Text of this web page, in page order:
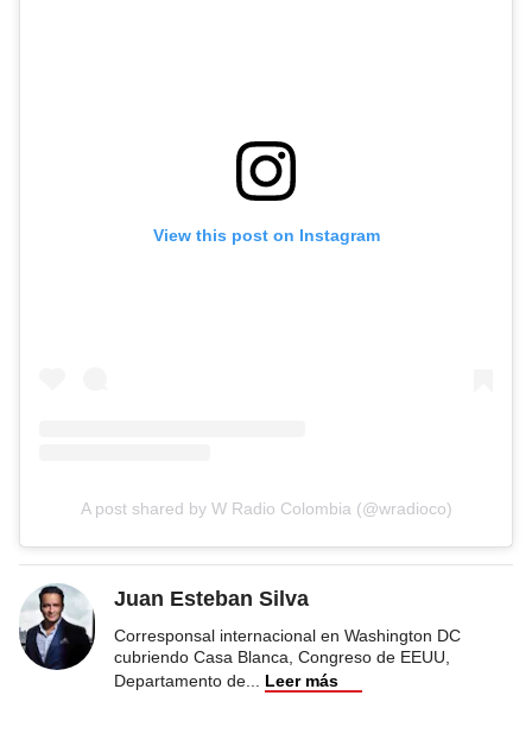
View this post on Instagram
A post shared by W Radio Colombia (@wradioco)
Juan Esteban Silva
Corresponsal internacional en Washington DC
cubriendo Casa Blanca, Congreso de EEUU,
Departamento de
Leer más